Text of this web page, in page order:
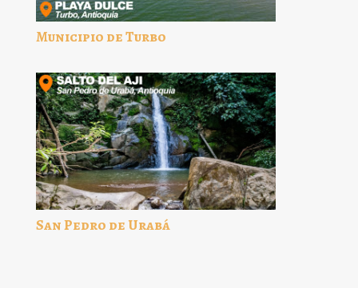
Municipio de Turbo
San Pedro de Urabá